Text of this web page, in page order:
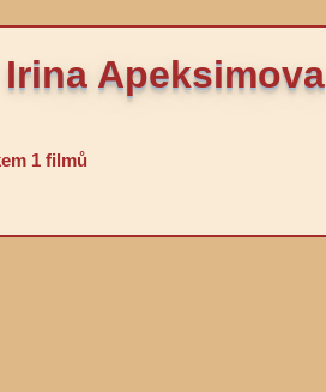
Apeksimova
1 filmů